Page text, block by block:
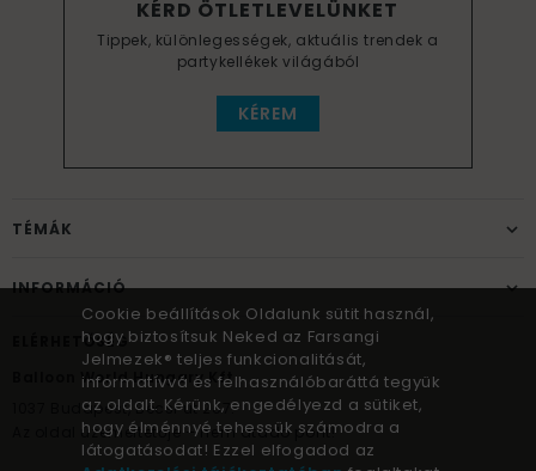
KÉRD ÖTLETLEVELÜNKET
Tippek, különlegességek, aktuális trendek a
partykellékek világából
KÉREM
TÉMÁK
INFORMÁCIÓ
ELÉRHETŐSÉG
Balloon World Hungary Kft.
Budapest, Bécsi út 267.
Az oldal üzemeltetője – nem átadó pont!
Cookie beállítások Oldalunk sütit használ,
hogy biztosítsuk Neked az Farsangi
Jelmezek® teljes funkcionalitását,
informatívvá és felhasználóbaráttá tegyük
az oldalt. Kérünk, engedélyezd a sütiket,
hogy élménnyé tehessük számodra a
látogatásodat! Ezzel elfogadod az